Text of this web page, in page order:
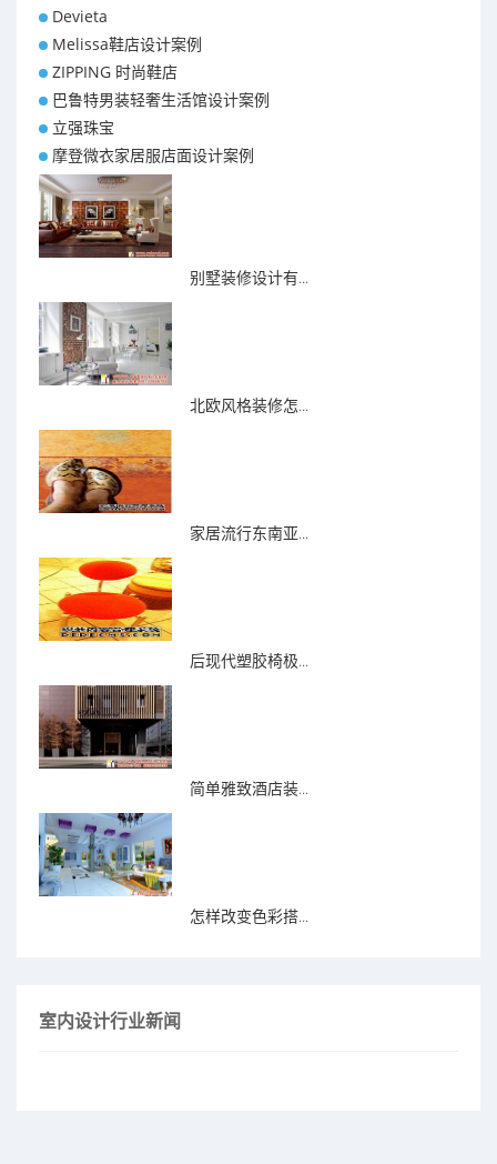
Devieta
Melissa鞋店设计案例
ZIPPING 时尚鞋店
巴鲁特男装轻奢生活馆设计案例
立强珠宝
摩登微衣家居服店面设计案例
别墅装修设计有...
北欧风格装修怎...
家居流行东南亚...
后现代塑胶椅极...
简单雅致酒店装...
怎样改变色彩搭...
室内设计行业新闻